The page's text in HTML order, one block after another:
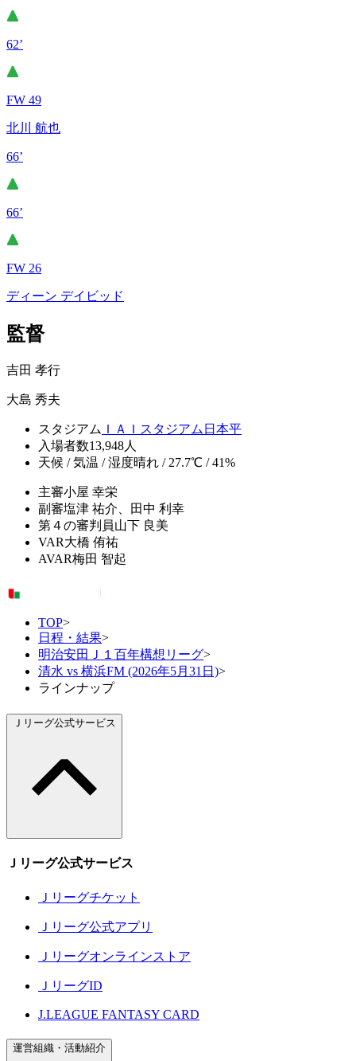
62’
FW 49
北川 航也
66’
66’
FW 26
ディーン デイビッド
監督
吉田 孝行
大島 秀夫
スタジアム ＩＡＩスタジアム日本平
入場者数13,948人
天候 / 気温 / 湿度晴れ / 27.7℃ / 41%
主審小屋 幸栄
副審塩津 祐介、田中 利幸
第４の審判員山下 良美
VAR大橋 侑祐
AVAR梅田 智起
TOP>
日程・結果>
明治安田Ｊ１百年構想リーグ>
清水 vs 横浜FM (2026年5月31日)>
ラインナップ
Ｊリーグ公式サービス
Ｊリーグ公式サービス
Ｊリーグチケット
Ｊリーグ公式アプリ
Ｊリーグオンラインストア
ＪリーグID
J.LEAGUE FANTASY CARD
運営組織・活動紹介